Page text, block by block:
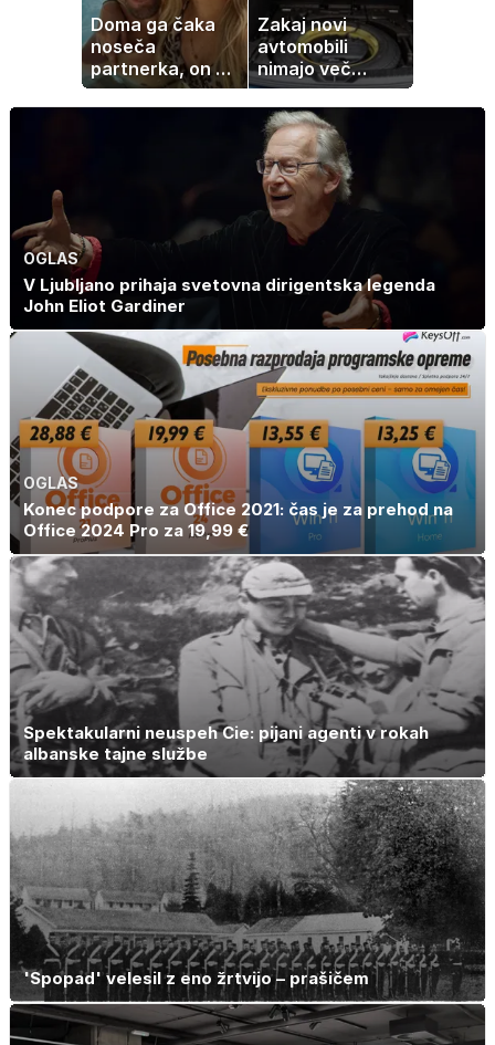
Doma ga čaka
noseča
partnerka, on pa
dopustuje z
drugo
Zakaj novi
avtomobili
nimajo več
rezervne gume?
OGLAS
V Ljubljano prihaja svetovna dirigentska legenda
John Eliot Gardiner
OGLAS
Konec podpore za Office 2021: čas je za prehod na
Office 2024 Pro za 19,99 €
Spektakularni neuspeh Cie: pijani agenti v rokah
albanske tajne službe
'Spopad' velesil z eno žrtvijo – prašičem